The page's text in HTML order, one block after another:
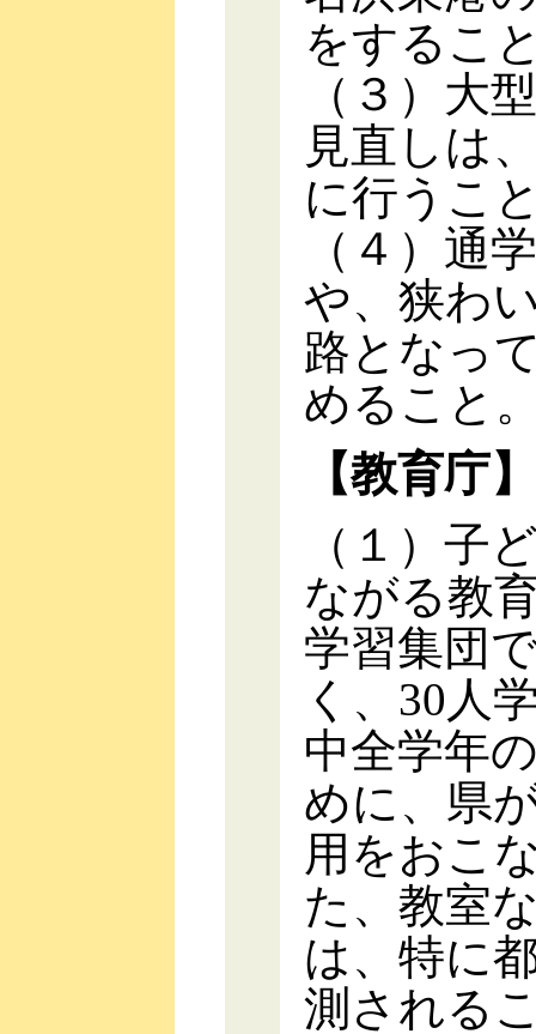
をするこ
（３）大
見直しは
に行うこ
（４）通
や、狭わ
路となっ
めること
【教育庁】
（１）子
ながる教
学習集団
く、30人
中全学年
めに、県
用をおこ
た、教室
は、特に
測される